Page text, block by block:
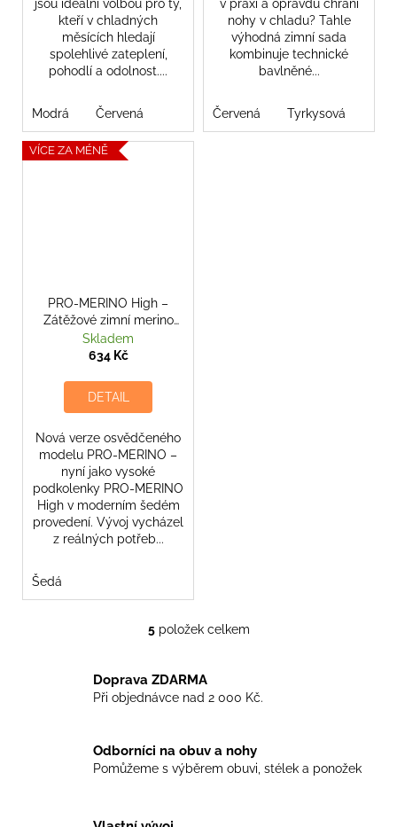
jsou ideální volbou pro ty,
kteří v chladných
měsících hledají
spolehlivé zateplení,
pohodlí a odolnost....
Modrá Červená
v praxi a opravdu chrání
nohy v chladu? Tahle
výhodná zimní sada
kombinuje technické
bavlněné...
Červená Tyrkysová
VÍCE ZA MÉNĚ
PRO-MERINO High –
Zátěžové zimní merino
podkolenky
Skladem
634 Kč
DETAIL
Nová verze osvědčeného
modelu PRO-MERINO –
nyní jako vysoké
podkolenky PRO-MERINO
High v moderním šedém
provedení. Vývoj vycházel
z reálných potřeb...
Šedá
O
l
á
c
í
5položek celkem
Doprava ZDARMA
Při objednávce nad 2 000 Kč.
Odborníci na obuv a nohy
Pomůžeme s výběrem obuvi, stélek a ponožek